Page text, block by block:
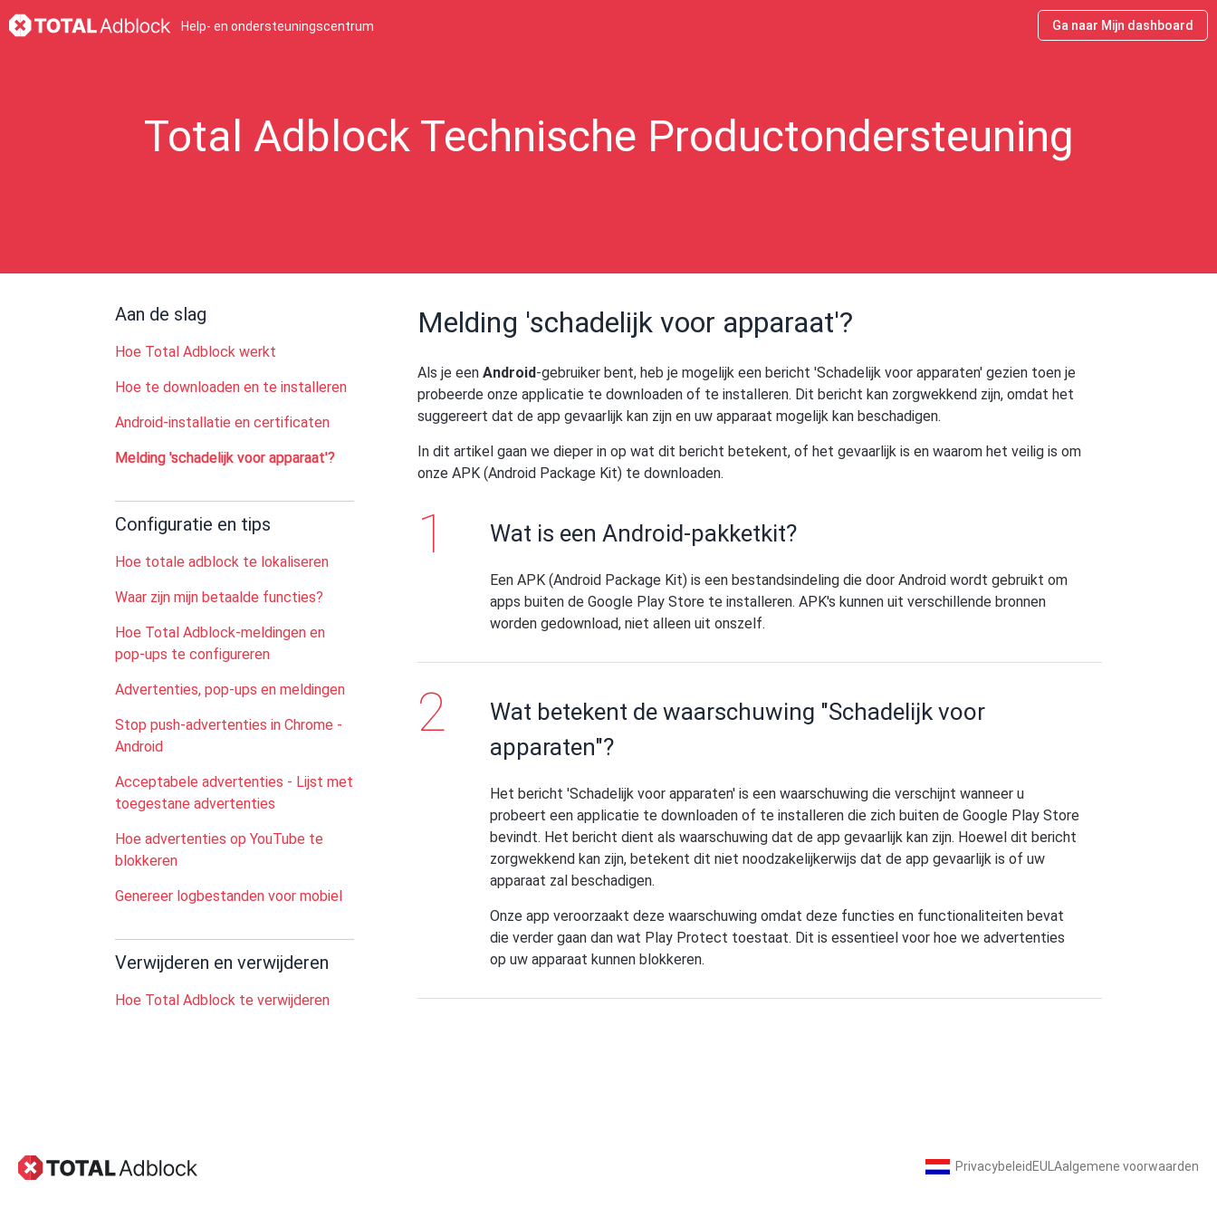
Help- en ondersteuningscentrum Ga naar Mijn dashboard
Total Adblock Technische Productondersteuning
Aan de slag
Hoe Total Adblock werkt
Hoe te downloaden en te installeren
Android-installatie en certificaten
Melding 'schadelijk voor apparaat'?
Configuratie en tips
Hoe totale adblock te lokaliseren
Waar zijn mijn betaalde functies?
Hoe Total Adblock-meldingen en
pop-ups te configureren
Advertenties, pop-ups en meldingen
Stop push-advertenties in Chrome -
Android
Acceptabele advertenties - Lijst met
toegestane advertenties
Hoe advertenties op YouTube te
blokkeren
Genereer logbestanden voor mobiel
Verwijderen en verwijderen
Hoe Total Adblock te verwijderen
Melding 'schadelijk voor apparaat'?
Als je eenAndroid-gebruiker bent, heb je mogelijk een bericht 'Schadelijk voor apparaten' gezien toen je
probeerde onze applicatie te downloaden of te installeren. Dit bericht kan zorgwekkend zijn, omdat het
suggereert dat de app gevaarlijk kan zijn en uw apparaat mogelijk kan beschadigen.
In dit artikel gaan we dieper in op wat dit bericht betekent, of het gevaarlijk is en waarom het veilig is om
onze APK (Android Package Kit) te downloaden.
Wat is een Android-pakketkit?
Een APK (Android Package Kit) is een bestandsindeling die door Android wordt gebruikt om
apps buiten de Google Play Store te installeren. APK's kunnen uit verschillende bronnen
worden gedownload, niet alleen uit onszelf.
Wat betekent de waarschuwing "Schadelijk voor
apparaten"?
Het bericht 'Schadelijk voor apparaten' is een waarschuwing die verschijnt wanneer u
probeert een applicatie te downloaden of te installeren die zich buiten de Google Play Store
bevindt. Het bericht dient als waarschuwing dat de app gevaarlijk kan zijn. Hoewel dit bericht
zorgwekkend kan zijn, betekent dit niet noodzakelijkerwijs dat de app gevaarlijk is of uw
apparaat zal beschadigen.
Onze app veroorzaakt deze waarschuwing omdat deze functies en functionaliteiten bevat
die verder gaan dan wat Play Protect toestaat. Dit is essentieel voor hoe we advertenties
op uw apparaat kunnen blokkeren.
Privacybeleid EULAalgemene voorwaarden